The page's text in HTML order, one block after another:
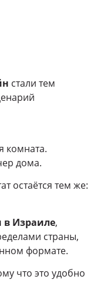
стали тем
комната.
дома.
остаётся тем же:
в Израиле,
страны,
формате.
что это удобно